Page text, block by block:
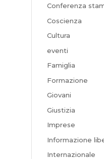
Conferenza
Coscienza
Cultura
eventi
Famiglia
Formazione
Giovani
Giustizia
Imprese
Informazione
Internazionale